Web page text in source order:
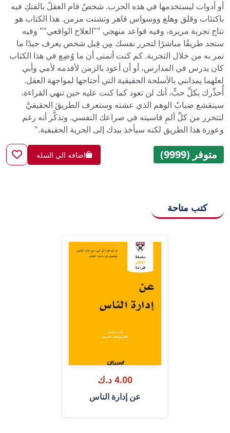
أو أدوات ليستخدمها في هذه الحرب. شخصٌ قام العقلُ بالفتكِ فيه
باكتئاب وقلق وهلع ووسواس قاهر وتشتت مزمن. هذا الكتاب هو
نتاج تجربة مريرة، وفيه قواعد منهجي ""العلاج الواقعي"" وفيه
ستجد طريقًا مباشرًا لتحرر نفسك مِن قِبل شخص يعرف جيدًا ما
تمر به من خلال التجربة. كم كنت أتمنى أن ما وُضِع في هذا الكتاب
كان يدرس في المدارس، أو أن أعود بالزمن لأقدمه لأمي وأبي
لعلهما يمدانني بالأسلحة الحقيقية التي أحتاجها لمواجهة العقل.
أُحذِّرك بكلِّ حبٍّ، أنك لن تعود كما كنت عليه حين تنهي القراءة،
سينقشع ضبابُ الوهم الذي عشته وستعرف الطريقَ الحقيقيَّ
لتتحرر من كلِّ ألمٍ قاسيته في صراعك النفسي. وتذكَّر أنه رغم
وعورة هذا الطريق لكنه سيأخذ بيدك إلى الحرية الحقيقية."
متوفر (9999) اضافه الي السله
كتب متاحة
4.00 د.ك
عن إدارة الناس